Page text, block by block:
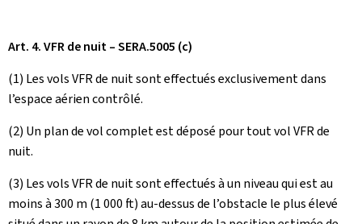
Art. 4. VFR de nuit – SERA.5005 (c)
(1) Les vols VFR de nuit sont effectués exclusivement dans
l’espace aérien contrôlé.
(2) Un plan de vol complet est déposé pour tout vol VFR de
nuit.
(3) Les vols VFR de nuit sont effectués à un niveau qui est au
moins à 300 m (1 000 ft) au-dessus de l’obstacle le plus élevé